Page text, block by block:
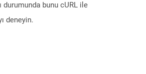
durumunda bunu cURL ile
deneyin.